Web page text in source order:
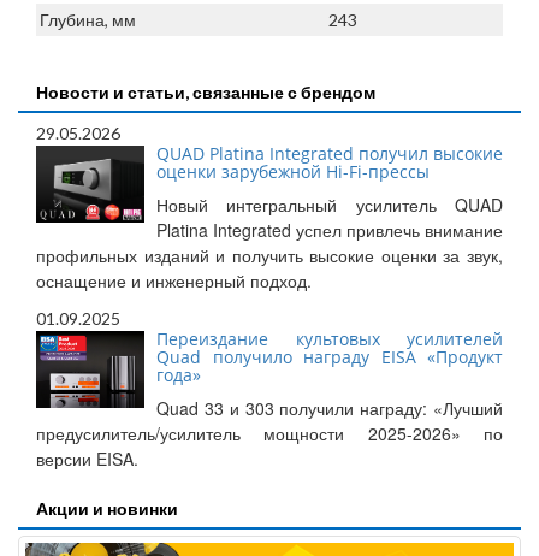
Глубина, мм
243
Новости и статьи, связанные с брендом
29.05.2026
QUAD Platina Integrated получил высокие
оценки зарубежной Hi-Fi-прессы
Новый интегральный усилитель QUAD
Platina Integrated успел привлечь внимание
профильных изданий и получить высокие оценки за звук,
оснащение и инженерный подход.
01.09.2025
Переиздание культовых усилителей
Quad получило награду EISA «Продукт
года»
Quad 33 и 303 получили награду: «Лучший
предусилитель/усилитель мощности 2025-2026» по
версии EISA.
Акции и новинки